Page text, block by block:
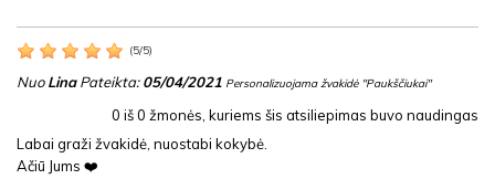
(5/5)
NuoLinaPateikta:05/04/2021 Personalizuojama žvakidė "Paukščiukai"
0 iš0 žmonės, kuriems šis atsiliepimas buvo naudingas
Labai graži žvakidė, nuostabi kokybė.
Ačiū Jums ❤️